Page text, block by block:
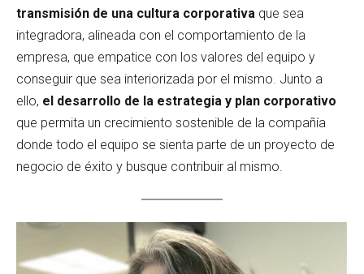
transmisión de una cultura corporativa que sea
integradora, alineada con el comportamiento de la
empresa, que empatice con los valores del equipo y
conseguir que sea interiorizada por el mismo. Junto a
ello, el desarrollo de la estrategia y plan corporativo
que permita un crecimiento sostenible de la compañía
donde todo el equipo se sienta parte de un proyecto de
negocio de éxito y busque contribuir al mismo.